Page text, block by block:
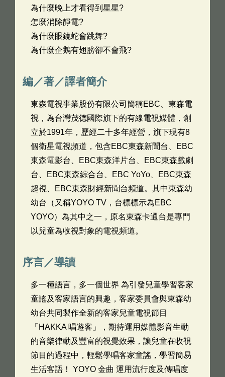
為什麼晚上才看得到星星?
怎麼消除靜電?
為什麼眼鏡蛇會跳舞?
為什麼企鵝有翅膀卻不會飛?
編／著／譯者簡介
東森電視事業股份有限公司簡稱EBC、東森電
視，為台灣茂德國際旗下的有線電視媒體，創
立於1991年，歷經二十多年經營，旗下現有8
個衛星電視頻道，包含EBC東森新聞台、EBC
東森電影台、EBC東森洋片台、EBC東森戲劇
台、EBC東森綜合台、EBC YoYo、EBC東森
超視、EBC東森財經新聞台頻道。其中東森幼
幼台（又稱YOYO TV，台標標示為EBC
YOYO）為其中之一，原名東森卡通台是專門
以兒童為收視對象的電視頻道。
序言／導讀
多一種語言，多一個世界 為引發兒童學習客家
童謠及客家語言的興趣，客家委員會與東森幼
幼台共同製作全新的客家兒童電視節目
「HAKKA 唱遊客」，期待運用媒體影音生動
的音樂律動及豐富的視覺效果，讓兒童在收視
節目的過程中，輕鬆學唱客家童謠，學習簡易
生活客語！ YOYO 金曲 運用流行度及傳唱度